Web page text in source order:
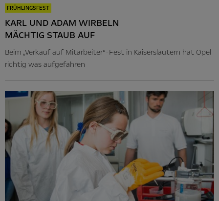
FRÜHLINGSFEST
KARL UND ADAM WIRBELN
MÄCHTIG STAUB AUF
Beim „Verkauf auf Mitarbeiter“-Fest in Kaiserslautern hat Opel
richtig was aufgefahren